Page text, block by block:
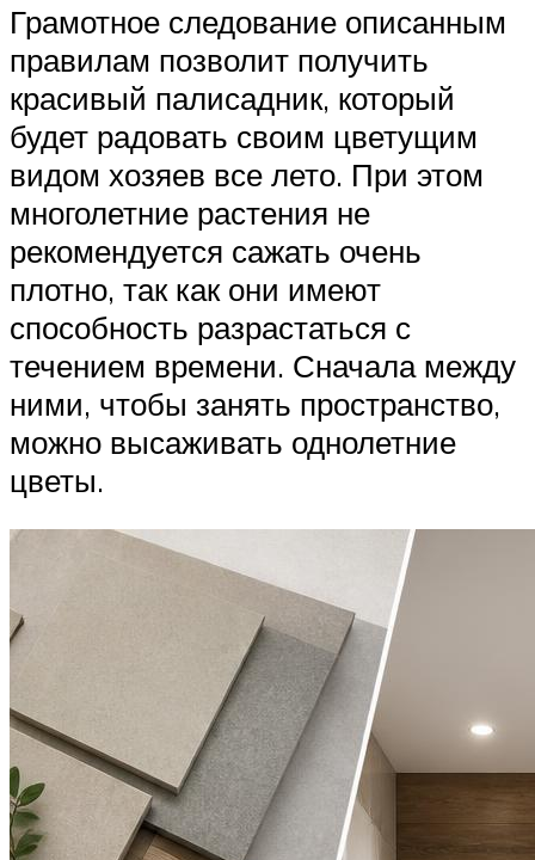
Грамотное следование описанным
правилам позволит получить
красивый палисадник, который
будет радовать своим цветущим
видом хозяев все лето. При этом
многолетние растения не
рекомендуется сажать очень
плотно, так как они имеют
способность разрастаться с
течением времени. Сначала между
ними, чтобы занять пространство,
можно высаживать однолетние
цветы.